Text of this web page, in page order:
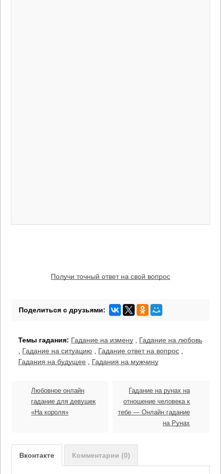
Получи точный ответ на свой вопрос
Темы гадания: Гадание на измену
Гадание на любовь
Гадание на ситуацию Гадание ответ на вопрос
Гадания на будущее
Гадания на мужчину
Любовное онлайн
гадание для девушек
«На короля»
Гадание на рунах на
отношение человека к
тебе — Онлайн гадание
на Рунах
Вконтакте Комментарии (0)